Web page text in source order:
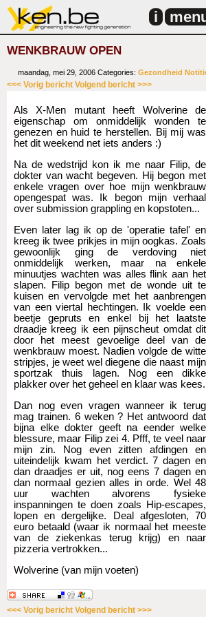
i
WENKBRAUW OPEN
maandag, mei 29, 2006 Categories: Gezondheid
<<< Vorig bericht Volgend bericht >>>
Als X-Men mutant heeft Wolverine de
eigenschap om onmiddelijk wonden te
genezen en huid te herstellen. Bij mij was
het dit weekend net iets anders :)
Na de wedstrijd kon ik me naar Filip, de
dokter van wacht begeven. Hij begon met
enkele vragen over hoe mijn wenkbrauw
opengespat was. Ik begon mijn verhaal
over submission grappling en kopstoten...
Even later lag ik op de 'operatie tafel' en
kreeg ik twee prikjes in mijn oogkas. Zoals
gewoonlijk ging de verdoving niet
onmiddelijk werken, maar na enkele
minuutjes wachten was alles flink aan het
slapen. Filip begon met de wonde uit te
kuisen en vervolgde met het aanbrengen
van een viertal hechtingen. Ik voelde een
beetje gepruts en enkel bij het laatste
draadje kreeg ik een pijnscheut omdat dit
door het meest gevoelige deel van de
wenkbrauw moest. Nadien volgde de witte
stripjes, je weet wel diegene die naast mijn
sportzak thuis lagen. Nog een dikke
plakker over het geheel en klaar was kees.
Dan nog even vragen wanneer ik terug
mag trainen. 6 weken ? Het antwoord dat
bijna elke dokter geeft na eender welke
blessure, maar Filip zei 4. Pfff, te veel naar
mijn zin. Nog even zitten afdingen en
uiteindelijk kwam het verdict. 7 dagen en
dan draadjes er uit, nog eens 7 dagen en
dan normaal gezien alles in orde. Wel 48
uur wachten alvorens fysieke
inspanningen te doen zoals Hip-escapes,
lopen en dergelijke. Deal afgesloten, 70
euro betaald (waar ik normaal het meeste
van de ziekenkas terug krijg) en naar
pizzeria vertrokken...
Wolverine (van mijn voeten)
<<< Vorig bericht Volgend bericht >>>